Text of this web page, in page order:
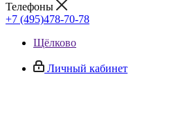
Телефоны
+7 (495)478-70-78
Щёлково
Личный кабинет